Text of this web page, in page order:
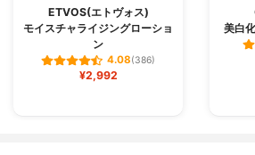
ETVOS(エトヴォス)
モイスチャライジングローショ
ン
4.08(386)
¥2,992
美白